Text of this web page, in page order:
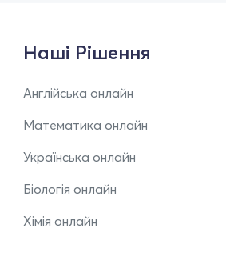
Наші Рішення
Англійська онлайн
Математика онлайн
Українська онлайн
Біологія онлайн
Хімія онлайн